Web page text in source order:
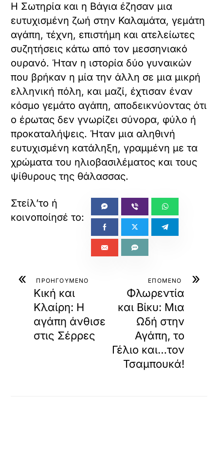
Η Σωτηρία και η Βάγια έζησαν μια
ευτυχισμένη ζωή στην Καλαμάτα, γεμάτη
αγάπη, τέχνη, επιστήμη και ατελείωτες
συζητήσεις κάτω από τον μεσσηνιακό
ουρανό. Ήταν η ιστορία δύο γυναικών
που βρήκαν η μία την άλλη σε μια μικρή
ελληνική πόλη, και μαζί, έχτισαν έναν
κόσμο γεμάτο αγάπη, αποδεικνύοντας ότι
ο έρωτας δεν γνωρίζει σύνορα, φύλο ή
προκαταλήψεις. Ήταν μια αληθινή
ευτυχισμένη κατάληξη, γραμμένη με τα
χρώματα του ηλιοβασιλέματος και τους
ψίθυρους της θάλασσας.
« ΠΡΟΗΓΟΥΜΕΝΟ
Κική και
Κλαίρη: Η
αγάπη άνθισε
στις Σέρρες
»
ΕΠΟΜΕΝΟ
Φλωρεντία
και Βίκυ: Μια
Ωδή στην
Αγάπη, το
Γέλιο και…τον
Τσαμπουκά!